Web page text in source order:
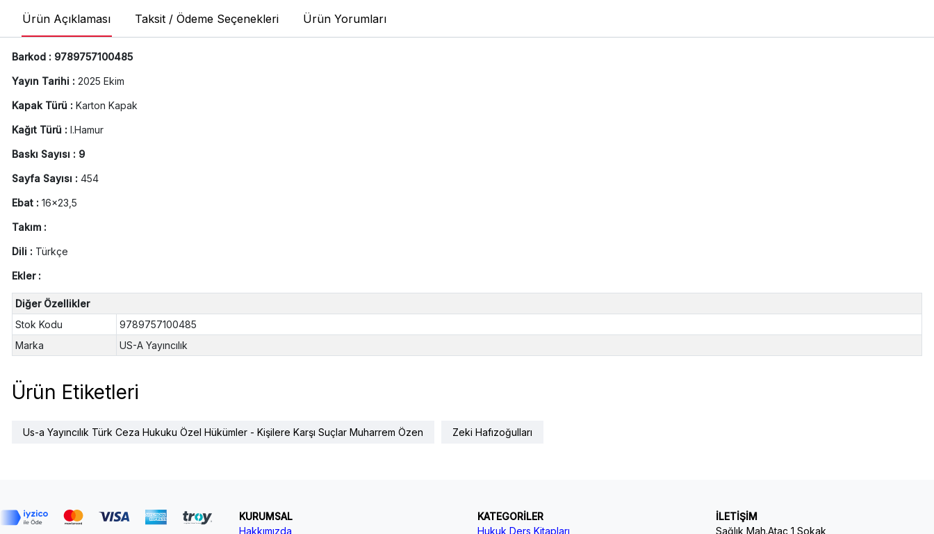
Ürün Açıklaması Taksit / Ödeme Seçenekleri Ürün Yorumları
Barkod : 9789757100485
Yayın Tarihi : 2025 Ekim
Kapak Türü : Karton Kapak
Kağıt Türü : I.Hamur
Baskı Sayısı : 9
Sayfa Sayısı : 454
Ebat : 16x23,5
Takım :
Dili : Türkçe
Ekler :
Diğer Özellikler
Stok Kodu
9789757100485
Marka
US-A Yayıncılık
Ürün Etiketleri
Us-a Yayıncılık Türk Ceza Hukuku Özel Hükümler - Kişilere Karşı Suçlar Muharrem Özen Zeki Hafızoğulları
KURUMSAL
Hakkımızda
KATEGORİLER
Hukuk Ders Kitapları
İLETİŞİM
Sağlık Mah.Ataç 1 Sokak